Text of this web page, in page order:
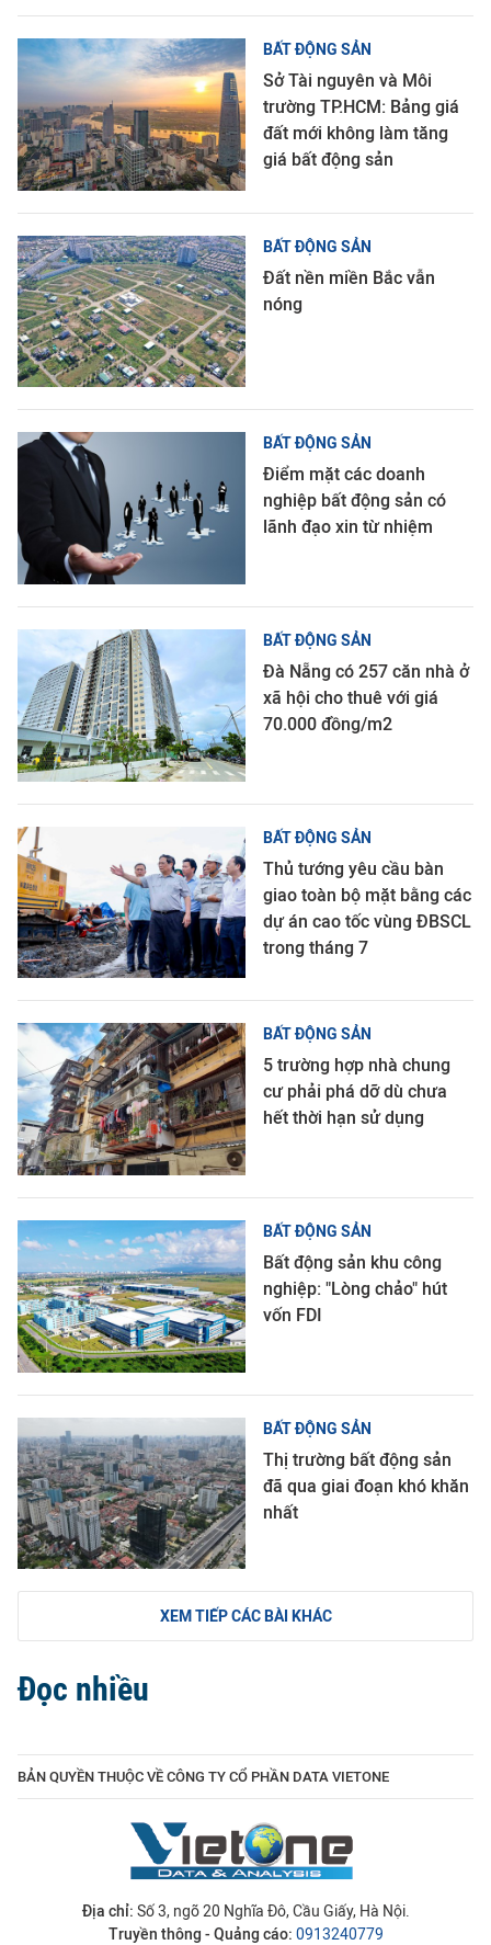
BẤT ĐỘNG SẢN
Sở Tài nguyên và Môi
trường TP.HCM: Bảng giá
đất mới không làm tăng
giá bất động sản
BẤT ĐỘNG SẢN
Đất nền miền Bắc vẫn
nóng
BẤT ĐỘNG SẢN
Điểm mặt các doanh
nghiệp bất động sản có
lãnh đạo xin từ nhiệm
BẤT ĐỘNG SẢN
Đà Nẵng có 257 căn nhà ở
xã hội cho thuê với giá
70.000 đồng/m2
BẤT ĐỘNG SẢN
Thủ tướng yêu cầu bàn
giao toàn bộ mặt bằng các
dự án cao tốc vùng ĐBSCL
trong tháng 7
BẤT ĐỘNG SẢN
5 trường hợp nhà chung
cư phải phá dỡ dù chưa
hết thời hạn sử dụng
BẤT ĐỘNG SẢN
Bất động sản khu công
nghiệp: "Lòng chảo" hút
vốn FDI
BẤT ĐỘNG SẢN
Thị trường bất động sản
đã qua giai đoạn khó khăn
nhất
XEM TIẾP CÁC BÀI KHÁC
Đọc nhiều
BẢN QUYỀN THUỘC VỀ CÔNG TY CỔ PHẦN DATA VIETONE
Địa chỉ: Số 3, ngõ 20 Nghĩa Đô, Cầu Giấy, Hà Nội.
Truyền thông - Quảng cáo: 0913240779